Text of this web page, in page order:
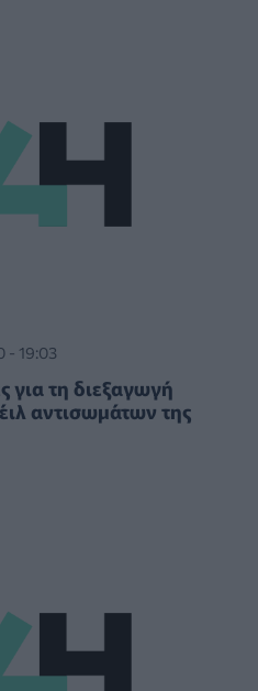
- 19:03
για τη διεξαγωγή
αντισωμάτων της